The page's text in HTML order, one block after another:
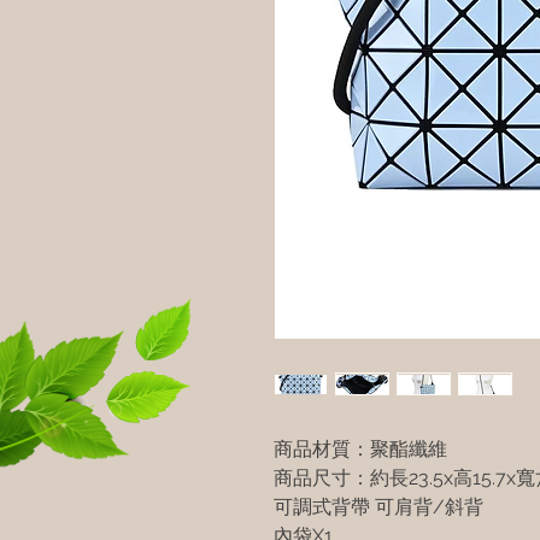
商品材質：聚酯纖維
商品尺寸：約長23.5x高15.7x
可調式背帶 可肩背/斜背